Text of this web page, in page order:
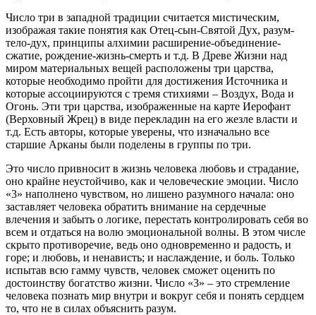
Число три в западной традиции считается мистическим,
изображая такие понятия как Отец-сын-Святой Дух, разум-
тело-дух, принципы алхимии расширение-объединение-
сжатие, рождение-жизнь-смерть и т.д. В Древе Жизни над
миром материальных вещей расположены три царства,
которые необходимо пройти для достижения Источника и
которые ассоциируются с тремя стихиями – Воздух, Вода и
Огонь. Эти три царства, изображенные на карте Иерофант
(Верховный Жрец) в виде перекладин на его жезле власти и
т.д. Есть авторы, которые уверены, что изначально все
старшие Арканы были поделены в группы по три.
Это число привносит в жизнь человека любовь и страдание,
оно крайне неустойчиво, как и человеческие эмоции. Число
«3» наполнено чувством, но лишено разумного начала: оно
заставляет человека обратить внимание на сердечные
влечения и забыть о логике, перестать контролировать себя во
всем и отдаться на волю эмоциональной волны. В этом числе
скрыто противоречие, ведь оно одновременно и радость, и
горе; и любовь, и ненависть; и наслаждение, и боль. Только
испытав всю гамму чувств, человек сможет оценить по
достоинству богатство жизни. Число «3» – это стремление
человека познать мир внутри и вокруг себя и понять сердцем
то, что не в силах объяснить разум.